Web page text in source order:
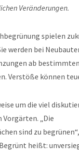
Veränderungen.
spielen
werden bei
ab bestimmten
Verstöße können
um die viel
„Die
sind zu
heißt: